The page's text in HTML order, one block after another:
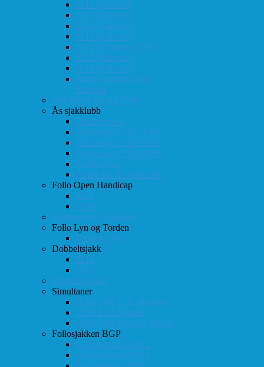
2011 (Eidsvoll)
2012 (Eidsvoll)
2013 (Eidsvoll)
2014 (Eidsvoll)
2014 (Rokaden/NSSF)
2015 (Eidsvoll)
2016 (Eidsvoll)
Kamp-statistikk mot
Eidsvoll
NM-finale for lag 1998
Ås sjakklubb
Totaloversikt
Turneringer 1981-1986
Turneringer 1987-1991
Turneringer 1992-1996
Klubbaviser
Partier fra Ås sjakklubb
Follo Open Handicap
2001
1999
Klubbavisen Sjakkalen
Follo Lyn og Torden
Februar 2013
Dobbeltsjakk
2014
2015
Østlandsserien
Simultaner
2016: GM T. R. Hansen
1999: Leif Øgaard
1996: GM Predrag Nikolic
Follosjakken BGP
Follosjakken BGP 1
Follosjakken BGP 2